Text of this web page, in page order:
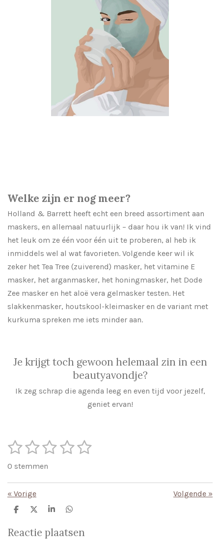
Welke zijn er nog meer?
Holland & Barrett heeft echt een breed assortiment aan
maskers, en allemaal natuurlijk – daar hou ik van! Ik vind
het leuk om ze één voor één uit te proberen, al heb ik
inmiddels wel al wat favorieten. Volgende keer wil ik
zeker het Tea Tree (zuiverend) masker, het vitamine E
masker, het arganmasker, het honingmasker, het Dode
Zee masker en het aloë vera gelmasker testen. Het
slakkenmasker, houtskool-kleimasker en de variant met
kurkuma spreken me iets minder aan.
Je krijgt toch gewoon helemaal zin in een
beautyavondje?
Ik zeg schrap die agenda leeg en even tijd voor jezelf,
geniet ervan!
R
i
n
0
1
s
t
e
2
s
t
e
3
s
t
4
t
5
t
S
m
0 stemmen
« Vorige Volgende »
D
e
D
e
l
S
a
r
D
e
Reactie plaatsen